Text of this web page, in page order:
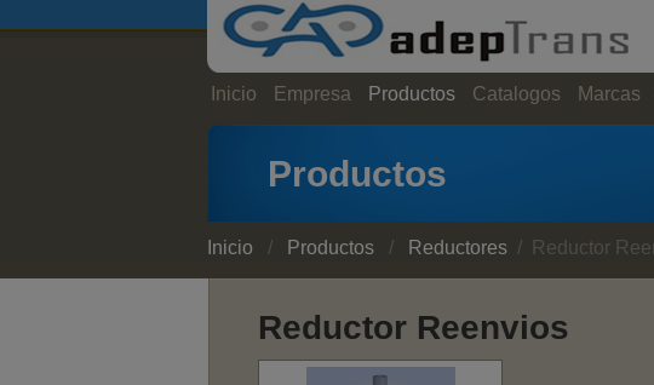
Inicio Empresa Productos Catalogos Marcas
Productos
Inicio / Productos / Reductores / Reductor
Reductor Reenvios